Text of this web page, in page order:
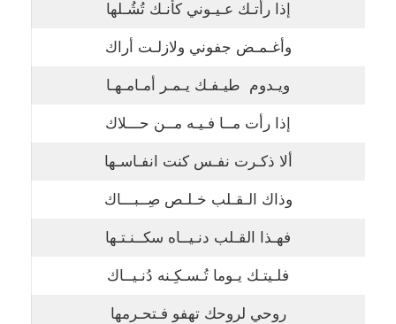
إذا رأتـك عـيـوني كأنـك تُشُـلها
وأغـمـض جفوني ولازلـت أراك
ويـدوم طيـفـك يـمـر أمـامـهـا
إذا رأت مــا فـيـه مــن حـــلاك
ألا ذكـرت نفـس كنت انفـاسـها
وذاك الـقـلب خـلـص صِــبـــاك
فهـذا القـلب دنـيــاه سكــنـتـها
فلـيتـك يـوما تُـسـكِـنه دُنـيــاك
روحي لروحك تهفو فـتحـرمها